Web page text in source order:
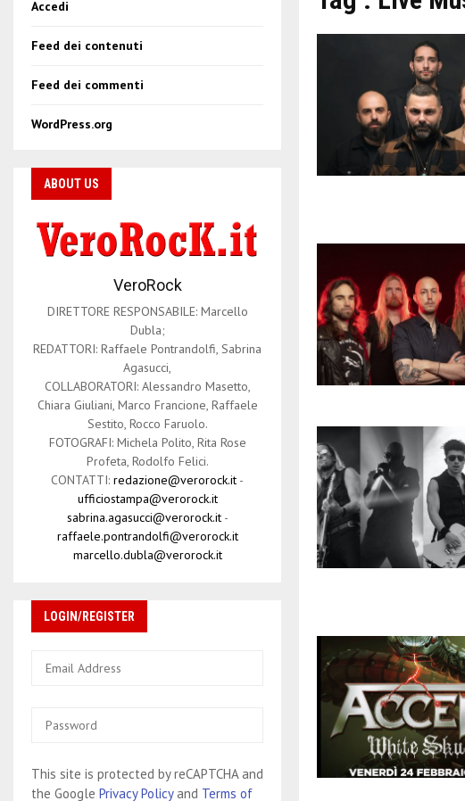
Accedi
Feed dei contenuti
Feed dei commenti
WordPress.org
ABOUT US
VeroRock
DIRETTORE RESPONSABILE: Marcello
Dubla;
REDATTORI: Raffaele Pontrandolfi, Sabrina
Agasucci,
COLLABORATORI: Alessandro Masetto,
Chiara Giuliani, Marco Francione, Raffaele
Sestito, Rocco Faruolo.
FOTOGRAFI: Michela Polito, Rita Rose
Profeta, Rodolfo Felici.
CONTATTI: redazione@verorock.it -
ufficiostampa@verorock.it
sabrina.agasucci@verorock.it-
raffaele.pontrandolfi@verorock.it
marcello.dubla@verorock.it
LOGIN/REGISTER
This site is protected by reCAPTCHA and
the Google Privacy Policyand Terms of